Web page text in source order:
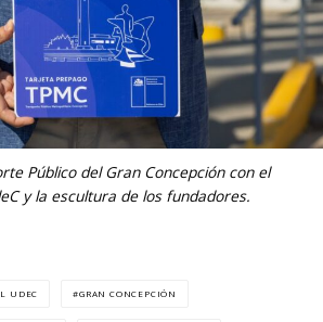
Público del Gran Concepción con el
y la escultura de los fundadores.
UDEC GRAN CONCEPCIÓN